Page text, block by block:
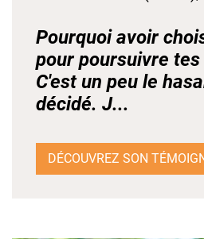
Pourquoi avoir
pour poursuivre
C'est un peu le
décidé. J...
DÉCOUVREZ SON